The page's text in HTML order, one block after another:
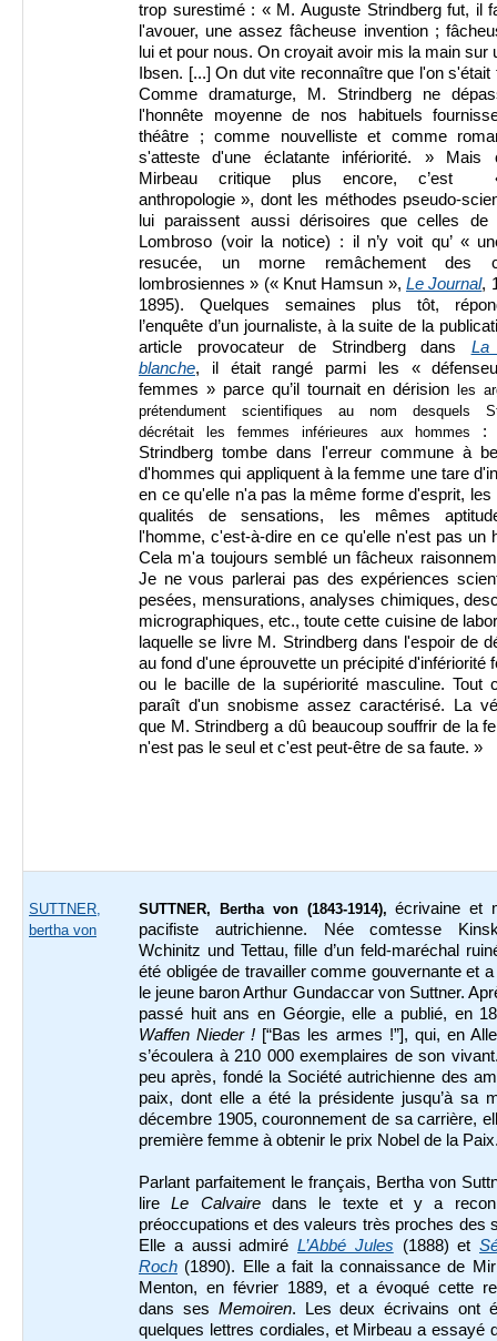
trop surestimé : « M. Auguste Strindberg fut, il
l'avouer, une assez fâcheuse invention ;
lui et pour nous. On croyait avoir mis la main sur
Ibsen. [...] On dut vite reconnaître que l'on s'était
Comme dramaturge, M. Strindberg ne
l'honnête moyenne de nos habituels
théâtre ; comme nouvelliste et comme
s'atteste d'une éclatante infériorité. » Mais
Mirbeau critique plus encore, c’est
anthropologie », dont les méthodes pseudo-
lui paraissent aussi dérisoires que celles de
Lombroso (voir la notice) : il n’y voit qu’ «
resucée, un morne remâchement des
lombrosiennes » (« Knut Hamsun », Le Journal,
1895). Quelques semaines plus tôt,
l’enquête d’un journaliste, à la suite de la
article provocateur de Strindberg dans La
blanche, il était rangé parmi les «
femmes » parce qu’il tournait en dérisionles
prétendument scientifiques au nom desquels
décrétait les femmes inférieures aux hommes :
Strindberg tombe dans l'erreur commune à
d'hommes qui appliquent à la femme une tare
en ce qu'elle n'a pas la même forme d'esprit, les
qualités de sensations, les mêmes
l'homme, c'est-à-dire en ce qu'elle n'est pas un
Cela m'a toujours semblé un fâcheux
Je ne vous parlerai pas des expériences
pesées, mensurations, analyses chimiques,
micrographiques, etc., toute cette cuisine de
laquelle se livre M. Strindberg dans l'espoir de
au fond d'une éprouvette un précipité d'infériorité
ou le bacille de la supériorité masculine. Tout
paraît d'un snobisme assez caractérisé. La
que M. Strindberg a dû beaucoup souffrir de la
n'est pas le seul et c'est peut-être de sa faute. »
SUTTNER,
bertha von
SUTTNER, Bertha von (1843-1914),écrivaine et
pacifiste autrichienne. Née comtesse
Wchinitz und Tettau, fille d’un feld-maréchal
été obligée de travailler comme gouvernante et
le jeune baron Arthur Gundaccar von Suttner.
passé huit ans en Géorgie, elle a publié, en
Waffen Nieder ! [“Bas les armes !”], qui, en
s’écoulera à 210 000 exemplaires de son
peu après, fondé la Société autrichienne des
paix, dont elle a été la présidente jusqu’à sa
décembre 1905, couronnement de sa carrière,
première femme à obtenir le prix Nobel de la
Parlant parfaitement le français, Bertha von
lireLe Calvairedans le texte et y a
préoccupations et des valeurs très proches des
Elle a aussi admiré L’Abbé Jules (1888) et
Roch (1890). Elle a fait la connaissance de
Menton, en février 1889, et a évoqué cette
dans ses Memoiren. Les deux écrivains ont
quelques lettres cordiales, et Mirbeau a essayé